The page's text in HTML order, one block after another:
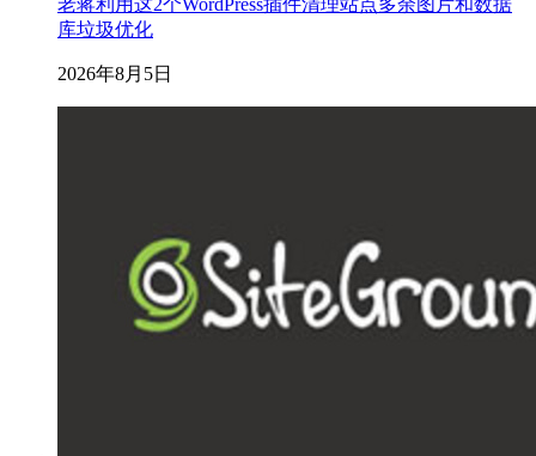
老蒋利用这2个WordPress插件清理站点多余图片和数据
库垃圾优化
2026年8月5日